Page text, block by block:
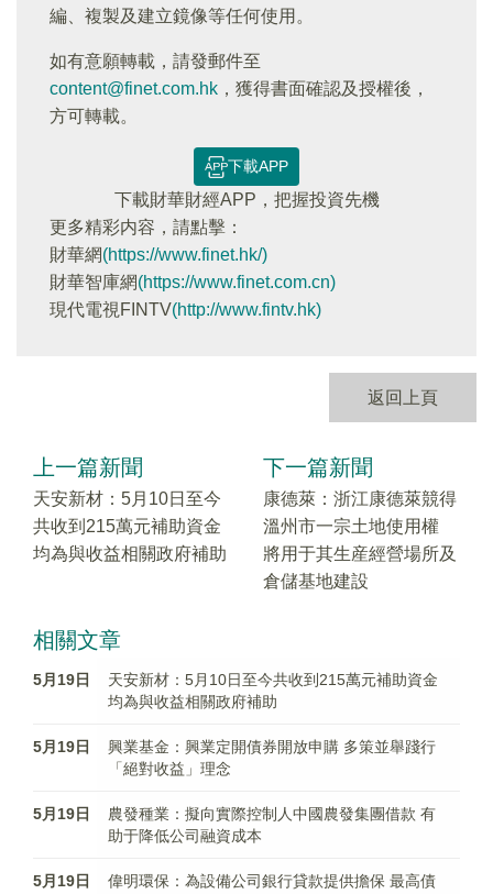
編、複製及建立鏡像等任何使用。
如有意願轉載，請發郵件至
content@finet.com.hk ，獲得書面確認及授權後，
方可轉載。
下載APP
下載財華財經APP，把握投資先機
更多精彩内容，請點擊：
財華網(https://www.finet.hk/)
財華智庫網(https://www.finet.com.cn)
現代電視FINTV(http://www.fintv.hk)
返回上頁
上一篇新聞
天安新材：5月10日至今
共收到215萬元補助資金
均為與收益相關政府補助
下一篇新聞
康德萊：浙江康德萊競得
溫州市一宗土地使用權
將用于其生産經營場所及
倉儲基地建設
相關文章
5月19日
天安新材：5月10日至今共收到215萬元補助資金
均為與收益相關政府補助
5月19日
興業基金：興業定開債券開放申購 多策並舉踐行
「絕對收益」理念
5月19日
農發種業：擬向實際控制人中國農發集團借款 有
助于降低公司融資成本
5月19日
偉明環保：為設備公司銀行貸款提供擔保 最高債